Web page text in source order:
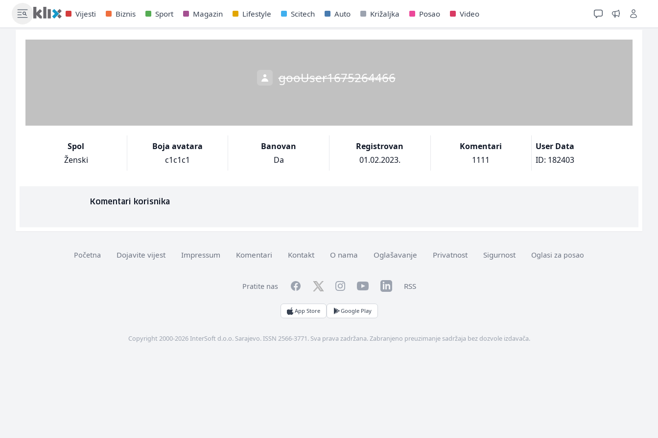
Vijesti Biznis Sport Magazin Lifestyle Scitech Auto Križaljka Posao Video
gooUser1675264466
Spol
Ženski
Boja avatara
c1c1c1
Banovan
Da
Registrovan
01.02.2023.
Komentari
1111
User Data
ID: 182403
Komentari korisnika
Početna Dojavite vijest Impressum Komentari Kontakt O nama Oglašavanje Privatnost Sigurnost Oglasi za posao
Pratite nas FacebookTwitterInstagramYouTubeLinkedInRSS
App Store Google Play
Copyright 2000-2026 InterSoft d.o.o. Sarajevo. ISSN 2566-3771. Sva prava zadržana. Zabranjeno preuzimanje sadržaja bez dozvole izdavača.